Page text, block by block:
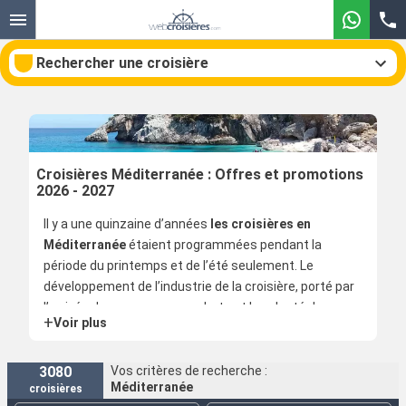
Rechercher une croisière
Ports Compagnies
Rechercher
Croisières Méditerranée : Offres et promotions
2026 - 2027
Il y a une quinzaine d’années les croisières en
Méditerranéeétaient programmées pendant la
période du printemps et de l’été seulement. Le
développement de l’industrie de la croisière, porté par
l’arrivée de nouveaux paquebots et la volonté des
armateurs d’agrandir leurs offres, a eu pour
destination pendant toute l’année. Les compagnies
Costa CroisièresetMSC Croisières
+Voir plus
3080
croisières
Vos critères de recherche :
Méditerranée